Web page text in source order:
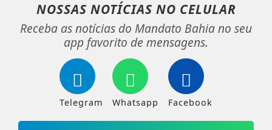
NOSSAS NOTÍCIAS NO CELULAR
Receba as notícias do Mandato Bahia no seu
app favorito de mensagens.
Telegram Whatsapp Facebook